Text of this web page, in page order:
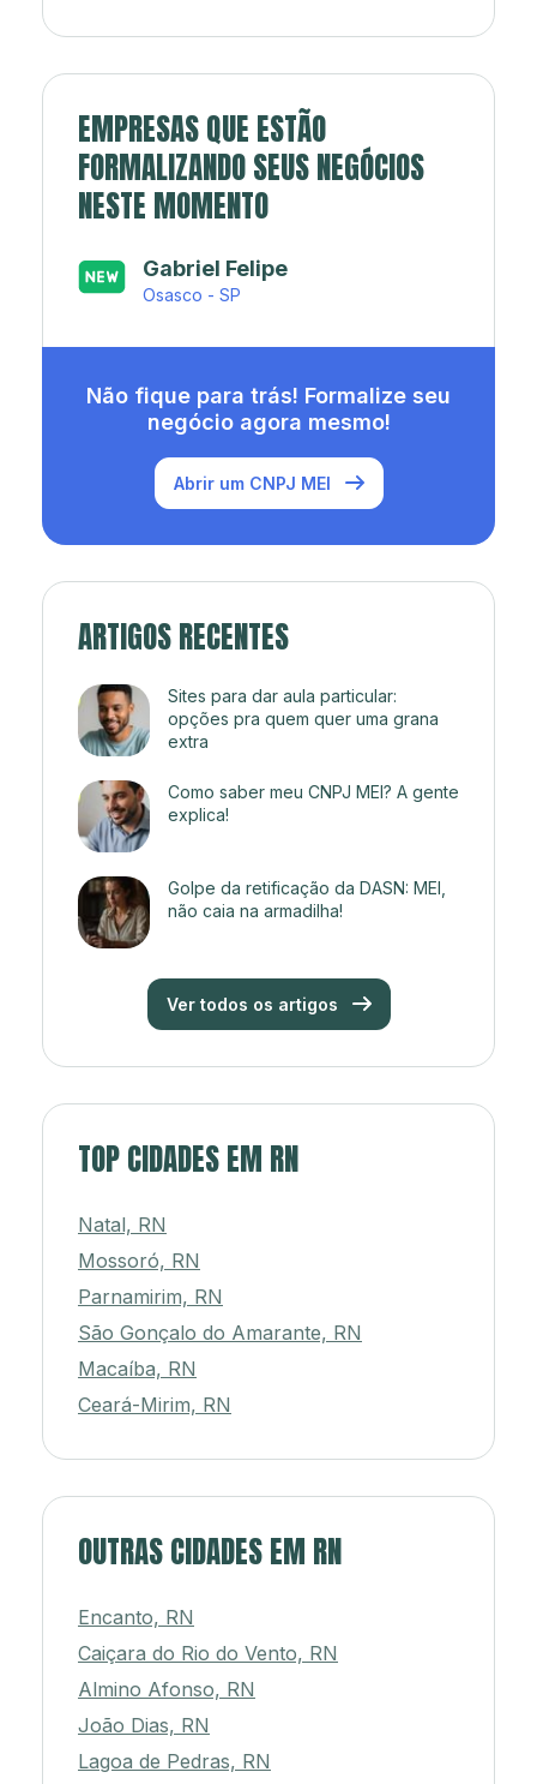
EMPRESAS QUE ESTÃO
FORMALIZANDO SEUS NEGÓCIOS
NESTE MOMENTO
Japa’s açaí e sorveteria
Rio de Janeiro - RJ
Não fique para trás! Formalize seu
negócio agora mesmo!
Abrir um CNPJ MEI
ARTIGOS RECENTES
Sites para dar aula particular:
opções pra quem quer uma grana
extra
Como saber meu CNPJ MEI? A gente
explica!
Golpe da retificação da DASN: MEI,
não caia na armadilha!
Ver todos os artigos
TOP CIDADES EM RN
Natal, RN
Mossoró, RN
Parnamirim, RN
São Gonçalo do Amarante, RN
Macaíba, RN
Ceará-Mirim, RN
OUTRAS CIDADES EM RN
Encanto, RN
Caiçara do Rio do Vento, RN
Almino Afonso, RN
João Dias, RN
Lagoa de Pedras, RN